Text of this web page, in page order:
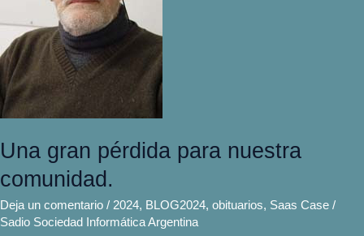
Una gran pérdida para nuestra
comunidad.
Deja un comentario / 2024, BLOG2024, obituarios, Saas Case /
Sadio Sociedad Informática Argentina
comunidad.